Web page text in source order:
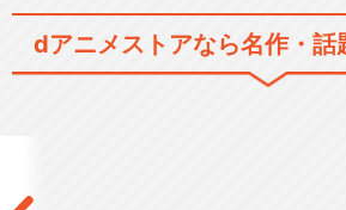
dアニメストアなら名作・話